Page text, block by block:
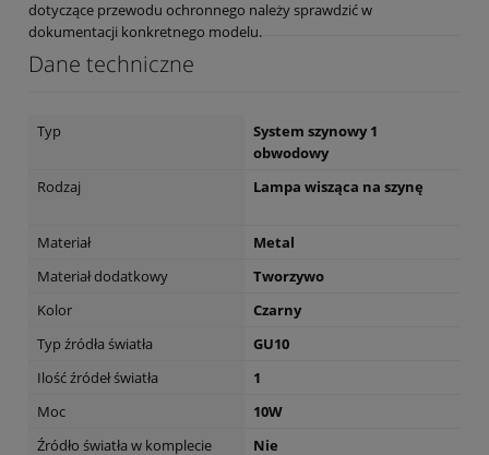
dotyczące przewodu ochronnego należy sprawdzić w
dokumentacji konkretnego modelu.
Dane techniczne
Typ
System szynowy 1
obwodowy
Rodzaj
Lampa wisząca na szynę
Materiał
Metal
Materiał dodatkowy
Tworzywo
Kolor
Czarny
Typ źródła światła
GU10
Ilość źródeł światła
1
Moc
10W
Źródło światła w komplecie
Nie